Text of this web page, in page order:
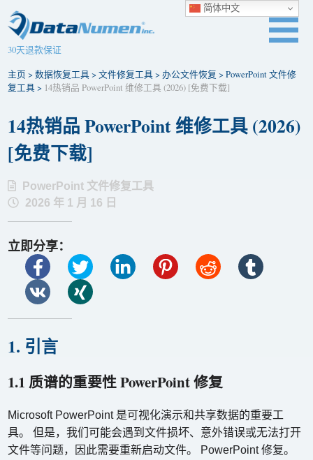
30天退款保证
主页 >数据恢复工具>文件修复工具>办公文件恢复 >PowerPoint 文件修
复工具> 14热销品 PowerPoint 维修工具 (2026) [免费下​​载]
14热销品 PowerPoint 维修工具 (2026)
[免费下​​载]
PowerPoint 文件修复工具
2026 年 1 月 16 日
立即分享：
1. 引言
1.1 质谱的重要性 PowerPoint 修复
Microsoft PowerPoint 是可视化演示和共享数据的重要工
具。 但是，我们可能会遇到文件损坏、意外错误或无法打开
文件等问题，因此需要重新启动文件。 PowerPoint 修复。
简体中文